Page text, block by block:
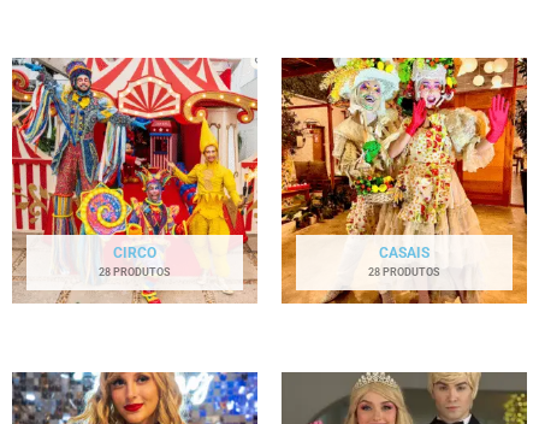
CIRCO
28 PRODUTOS
CASAIS
28 PRODUTOS